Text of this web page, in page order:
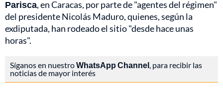
Parisca, en Caracas, por parte de "agentes del régimen"
del presidente Nicolás Maduro, quienes, según la
exdiputada, han rodeado el sitio "desde hace unas
horas".
Síganos en nuestroWhatsApp Channel , para recibir las
noticias de mayor interés